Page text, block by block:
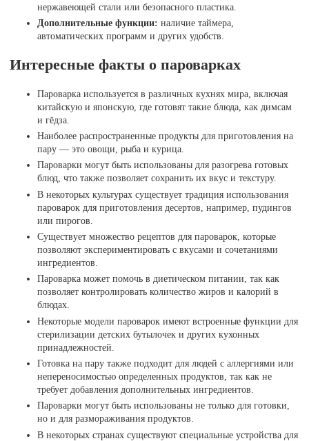
нержавеющей стали или безопасного пластика.
Дополнительные функции: наличие таймера,
автоматических программ и других удобств.
Интересные факты о пароварках
Пароварка используется в различных кухнях мира, включая
китайскую и японскую, где готовят такие блюда, как димсам
и гёдза.
Наиболее распространенные продукты для приготовления на
пару — это овощи, рыба и курица.
Пароварки могут быть использованы для разогрева готовых
блюд, что также позволяет сохранить их вкус и текстуру.
В некоторых культурах существует традиция использования
пароварок для приготовления десертов, например, пудингов
или пирогов.
Существует множество рецептов для пароварок, которые
позволяют экспериментировать с вкусами и сочетаниями
ингредиентов.
Пароварка может помочь в диетическом питании, так как
позволяет контролировать количество жиров и калорий в
блюдах.
Некоторые модели пароварок имеют встроенные функции для
стерилизации детских бутылочек и других кухонных
принадлежностей.
Готовка на пару также подходит для людей с аллергиями или
непереносимостью определенных продуктов, так как не
требует добавления дополнительных ингредиентов.
Пароварки могут быть использованы не только для готовки,
но и для размораживания продуктов.
В некоторых странах существуют специальные устройства для